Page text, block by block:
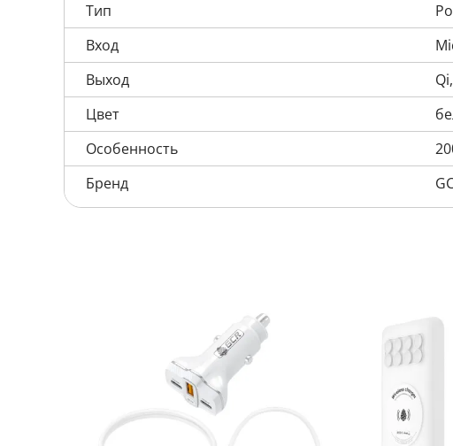
Тип
Вход
Выход
Цвет
Особенность
Бренд